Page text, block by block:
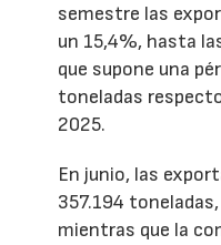
semestre las
un 15,4%, hasta
que supone una
toneladas
2025.
En junio, las
357.194
mientras que la